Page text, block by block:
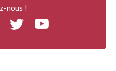
nous !
Twitter Youtube